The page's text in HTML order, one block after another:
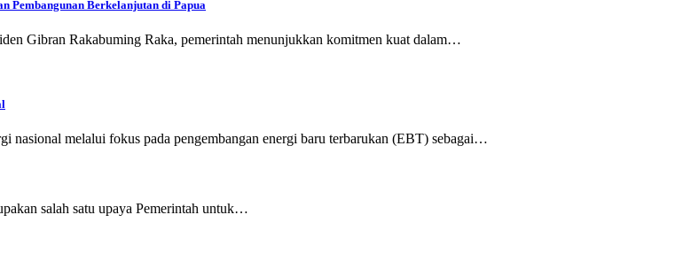
Pembangunan Berkelanjutan di Papua
Gibran Rakabuming Raka, pemerintah menunjukkan komitmen kuat dalam…
nasional melalui fokus pada pengembangan energi baru terbarukan (EBT) sebagai…
salah satu upaya Pemerintah untuk…